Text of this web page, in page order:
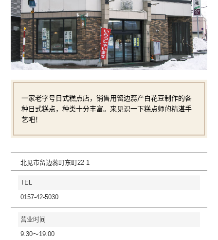
一家老字号日式糕点店，销售用留边蕊产白花豆制作的各
种日式糕点，种类十分丰富。来见识一下糕点师的精湛手
艺吧！
北见市留边蕊町东町22-1
TEL
0157-42-5030
营业时间
9:30〜19:00